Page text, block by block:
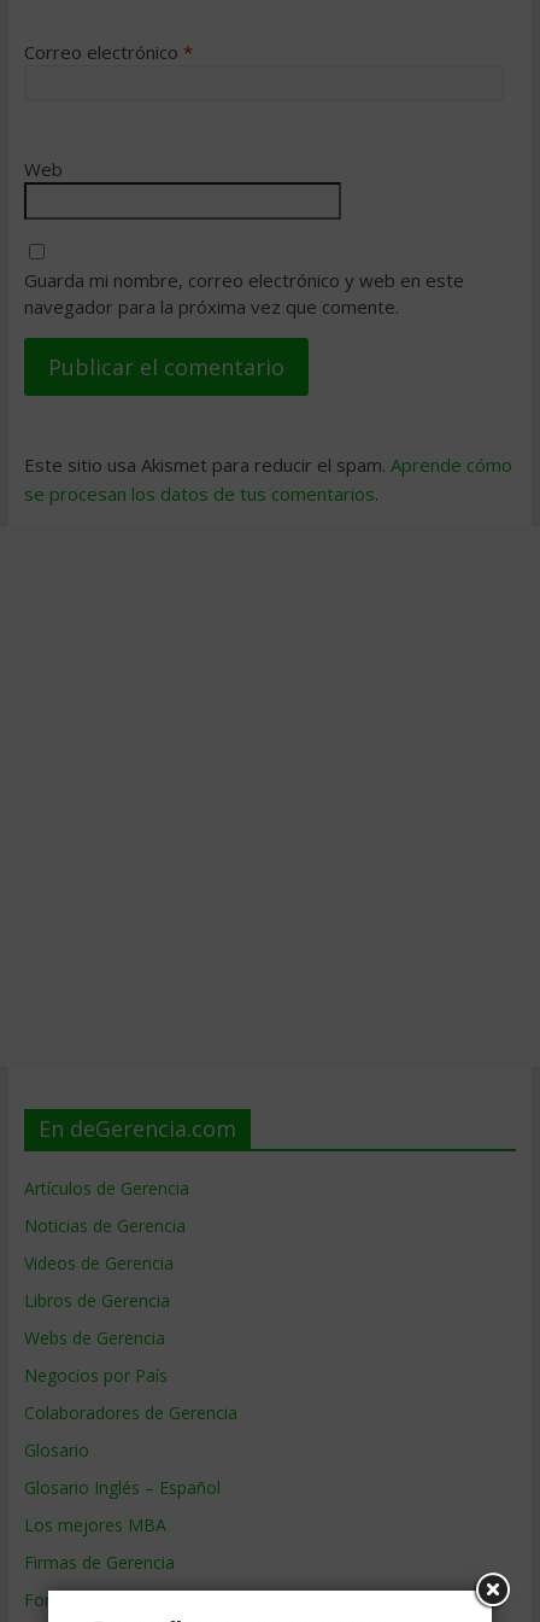
Correo electrónico *
Web
Guarda mi nombre, correo electrónico y web en este
navegador para la próxima vez que comente.
Este sitio usa Akismet para reducir el spam. Aprende cómo
se procesan los datos de tus comentarios.
En deGerencia.com
Artículos de Gerencia
Noticias de Gerencia
Videos de Gerencia
Libros de Gerencia
Webs de Gerencia
Negocios por País
Colaboradores de Gerencia
Glosario
Glosario Inglés – Español
Los mejores MBA
Firmas de Gerencia
Formación de Gerencia